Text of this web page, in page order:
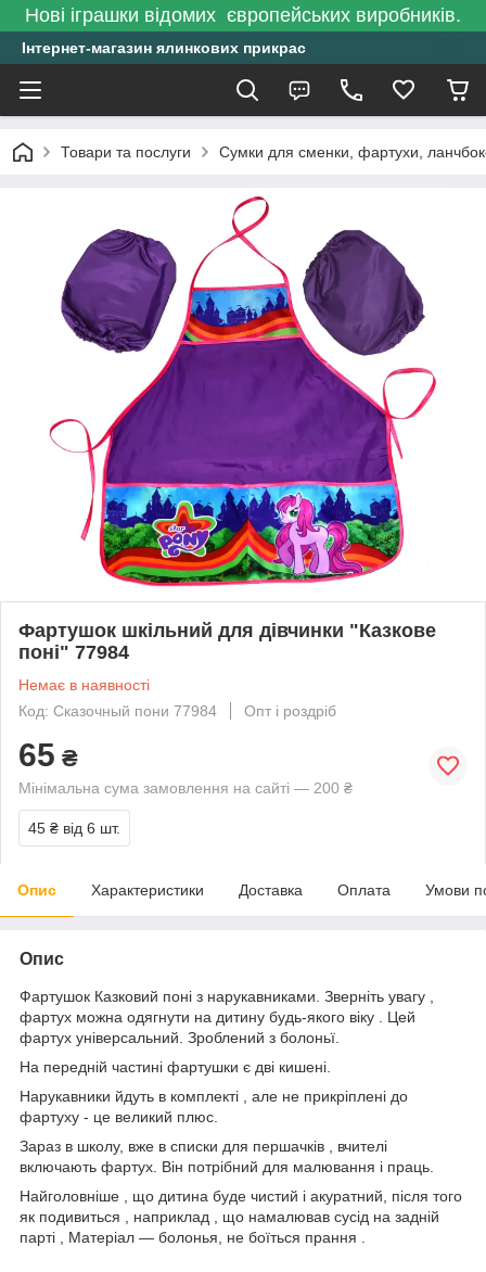
Нові іграшки відомих європейських виробників.
Інтернет-магазин ялинкових прикрас
Товари та послуги Сумки для сменки, фартухи,
Фартушок шкільний для дівчинки "Казкове
поні" 77984
Немає в наявності
Код: Сказочный пони 77984
Опт і роздріб
65 ₴
Мінімальна сума замовлення на сайті — 200 ₴
45 ₴ від 6 шт.
Опис Характеристики Доставка Оплата Умови
Опис
Фартушок Казковий поні з нарукавниками. Зверніть увагу ,
фартух можна одягнути на дитину будь-якого віку . Цей
фартух універсальний. Зроблений з болоньї.
На передній частині фартушки є дві кишені.
Нарукавники йдуть в комплекті , але не прикріплені до
фартуху - це великий плюс.
Зараз в школу, вже в списки для першачків , вчителі
включають фартух. Він потрібний для малювання і праць.
Найголовніше , що дитина буде чистий і акуратний, після того
як подивиться , наприклад , що намалював сусід на задній
парті , Матеріал ― болонья, не боїться прання .